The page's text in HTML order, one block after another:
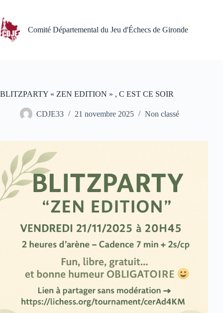
contenu
Comité Départemental du Jeu d'Échecs de Gironde
BLITZPARTY « ZEN EDITION » , C EST CE SOIR
CDJE33 21 novembre 2025 Non classé